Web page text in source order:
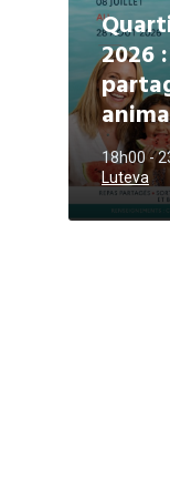
2026
18h00 -
Luteva